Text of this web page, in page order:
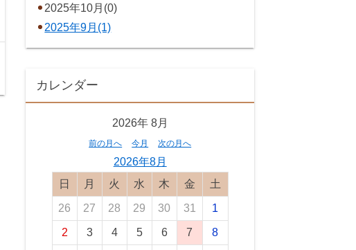
2025年10月(0)
2025年9月(1)
カレンダー
2026年 8月
前の月へ 今月 次の月へ
2026年8月
日曜日月曜日火曜日水曜日木曜日金曜日土曜日
26 27 28 29 30 31 1
2 3 4 5 6 7 8